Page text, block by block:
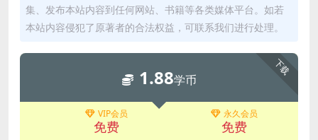
集、发布本站内容到任何网站、书籍等各类媒体平台。如若
本站内容侵犯了原著者的合法权益，可联系我们进行处理。
下载
1.88学币
VIP会员
免费
永久会员
免费